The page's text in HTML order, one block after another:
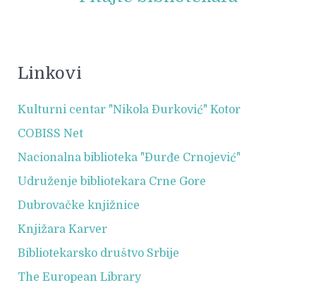
Linkovi
Kulturni centar "Nikola Đurković" Kotor
COBISS Net
Nacionalna biblioteka "Đurđe Crnojević"
Udruženje bibliotekara Crne Gore
Dubrovačke knjižnice
Knjižara Karver
Bibliotekarsko društvo Srbije
The European Library